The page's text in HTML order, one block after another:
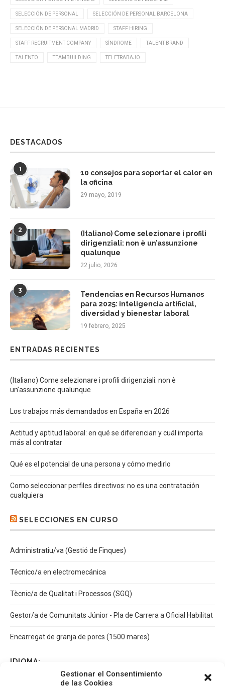
Gestionar el Consentimiento
de las Cookies
SELECCIÓN DE PERSONAL SELECCIÓN DE PERSONAL BARCELONA
SELECCIÓN DE PERSONAL MADRID STAFF HIRING
STAFF RECRUITMENT COMPANY SÍNDROME TALENT BRAND
TALENTO TEAMBUILDING TELETRABAJO
DESTACADOS
1
10 consejos para soportar el calor en
la oficina
29 mayo, 2019
2
(Italiano) Come selezionare i profili
dirigenziali: non è un’assunzione
qualunque
22 julio, 2026
3
Tendencias en Recursos Humanos
para 2025: inteligencia artificial,
diversidad y bienestar laboral
19 febrero, 2025
ENTRADAS RECIENTES
(Italiano) Come selezionare i profili dirigenziali: non è
un’assunzione qualunque
Los trabajos más demandados en España en 2026
Actitud y aptitud laboral: en qué se diferencian y cuál importa
más al contratar
Qué es el potencial de una persona y cómo medirlo
Como seleccionar perfiles directivos: no es una contratación
cualquiera
SELECCIONES EN CURSO
Administratiu/va (Gestió de Finques)
Técnico/a en electromecánica
Tècnic/a de Qualitat i Processos (SGQ)
Gestor/a de Comunitats Júnior - Pla de Carrera a Oficial Habilitat
Encarregat de granja de porcs (1500 mares)
IDIOMA: